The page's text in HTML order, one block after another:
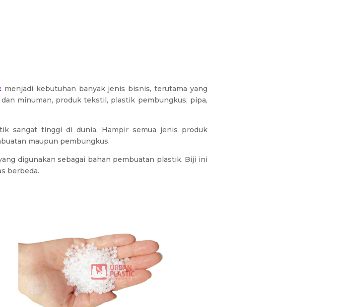
menjadi kebutuhan banyak jenis bisnis, terutama yang
minuman, produk tekstil, plastik pembungkus, pipa,
sangat tinggi di dunia. Hampir semua jenis produk
maupun pembungkus.
digunakan sebagai bahan pembuatan plastik. Biji ini
berbeda.